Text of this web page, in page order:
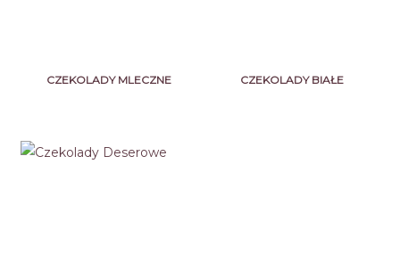
CZEKOLADY MLECZNE CZEKOLADY BIAŁE